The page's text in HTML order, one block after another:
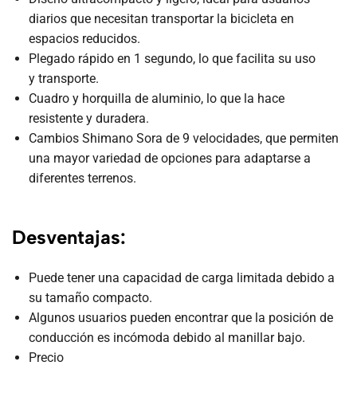
diarios que necesitan transportar la bicicleta en
espacios reducidos.
Plegado rápido en 1 segundo, lo que facilita su uso
y transporte.
Cuadro y horquilla de aluminio, lo que la hace
resistente y duradera.
Cambios Shimano Sora de 9 velocidades, que permiten
una mayor variedad de opciones para adaptarse a
diferentes terrenos.
Desventajas:
Puede tener una capacidad de carga limitada debido a
su tamaño compacto.
Algunos usuarios pueden encontrar que la posición de
conducción es incómoda debido al manillar bajo.
Precio